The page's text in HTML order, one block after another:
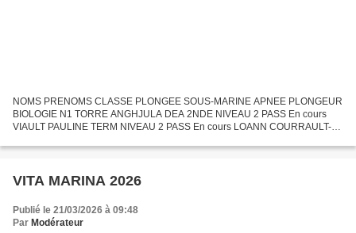
NOMS PRENOMS CLASSE PLONGEE SOUS-MARINE APNEE PLONGEUR
BIOLOGIE N1 TORRE ANGHJULA DEA 2NDE NIVEAU 2 PASS En cours
VIAULT PAULINE TERM NIVEAU 2 PASS En cours LOANN COURRAULT-
MARIE DUVAL BTS...
VITA MARINA 2026
Publié le 21/03/2026 à 09:48
Par Modérateur